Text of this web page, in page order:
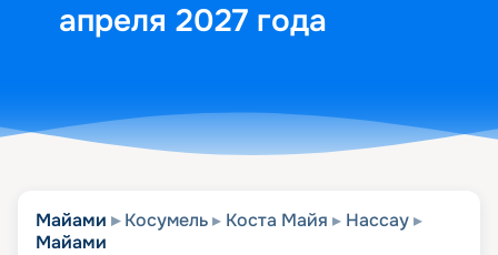
апреля 2027 года
Майами Косумель Коста Майя
Нассау
Майами